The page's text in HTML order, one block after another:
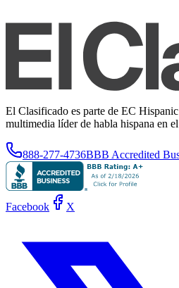
El Clasificado es parte de EC
multimedia líder de habla hispana en
888-277-4736BBB Accredited
Facebook X